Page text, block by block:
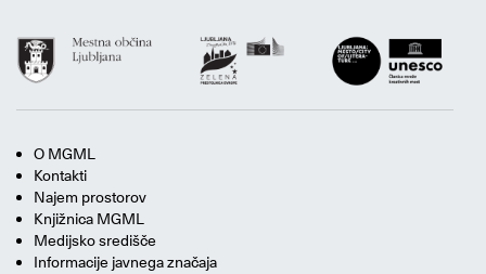
O MGML
Kontakti
Najem prostorov
Knjižnica MGML
Medijsko središče
Informacije javnega značaja